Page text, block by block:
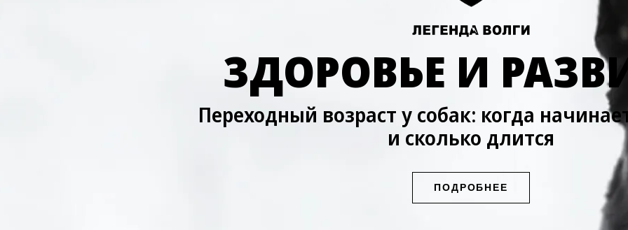
ЗДОРОВЬЕ И
Переходный возраст у собак: когда
и сколько длится
ПОДРОБНЕЕ